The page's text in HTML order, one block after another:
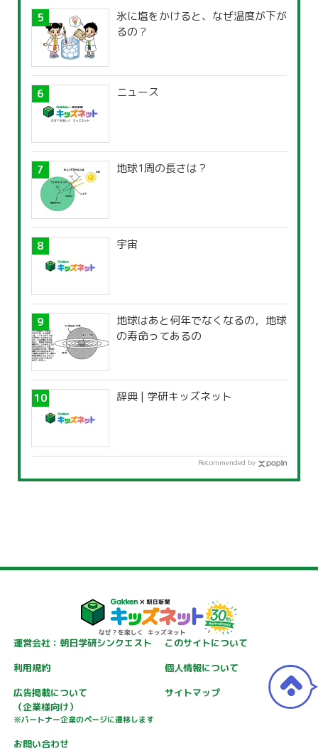
氷に塩をかけると、なぜ温度が下が
るの？
ニュース
地球1周の長さは？
宇宙
地球はあと何年でなくなるの，地球
の寿命ってあるの
辞典 | 学研キッズネット
Recommended by
運営会社：朝日学研シンクエスト
このサイトについて
利用規約
個人情報について
広告掲載について
（企業様向け）
※パートナー企業のページに遷移します
サイトマップ
お問い合わせ